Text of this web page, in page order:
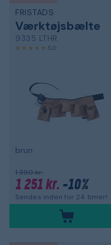
FRISTADS
Værktøjsbælte
9335 LTHR
5,0
brun
1 390 kr.
1 251 kr. -10%
Sendes inden for 24 timer!